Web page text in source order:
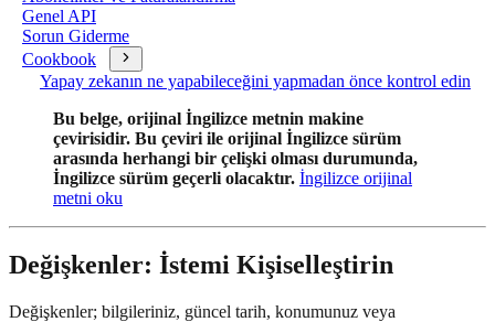
Genel API
Sorun Giderme
Cookbook
Yapay zekanın ne yapabileceğini yapmadan önce kontrol edin
Bu belge, orijinal İngilizce metnin makine
çevirisidir. Bu çeviri ile orijinal İngilizce sürüm
arasında herhangi bir çelişki olması durumunda,
İngilizce sürüm geçerli olacaktır. İngilizce orijinal
metni oku
Değişkenler: İstemi Kişiselleştirin
Değişkenler; bilgileriniz, güncel tarih, konumunuz veya